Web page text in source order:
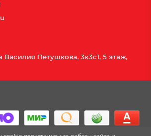
Василия Петушкова, 3к3c1, 5 этаж,